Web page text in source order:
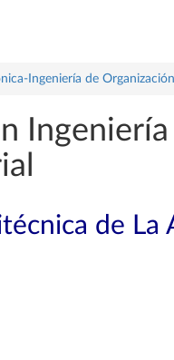
Ingeniería de
de La